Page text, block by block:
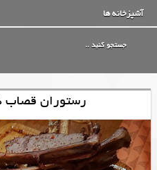
آشپزخانه ها
رستوران قصاب